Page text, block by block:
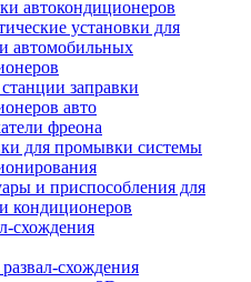
автокондиционеров
установки для
автомобильных
заправки
авто
фреона
для промывки системы
и приспособления для
кондиционеров
схождения
схождения